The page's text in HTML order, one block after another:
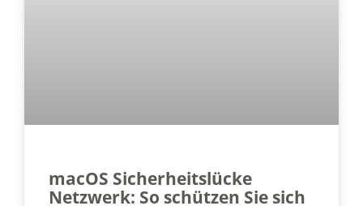
macOS Sicherheitslücke
Netzwerk: So schützen Sie sich